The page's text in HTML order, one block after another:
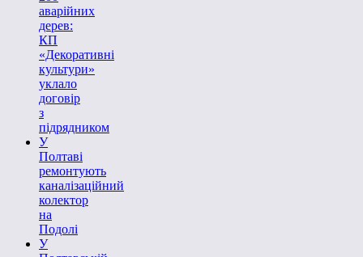
аварійних
дерев:
КП
«Декоративні
культури»
уклало
договір
з
підрядником
У
Полтаві
ремонтують
каналізаційний
колектор
на
Подолі
У